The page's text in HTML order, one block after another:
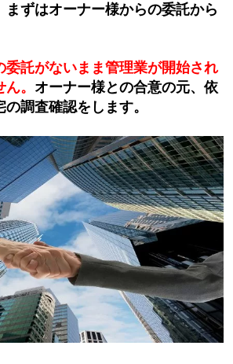
まずはオーナー様からの委託から
委託がないまま管理業が開始され
。 オーナー様との合意の元、依
調査確認をします。